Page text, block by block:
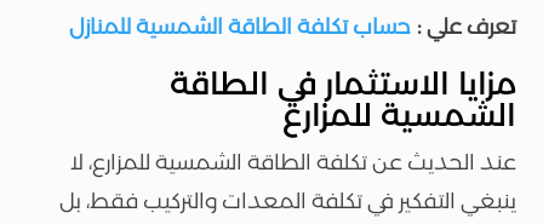
تعرف علي :حساب تكلفة الطاقة الشمسية للمنازل
مزايا الاستثمار في الطاقة
الشمسية للمزارع
عند الحديث عن تكلفة الطاقة الشمسية للمزارع، لا
ينبغي التفكير في تكلفة المعدات والتركيب فقط، بل